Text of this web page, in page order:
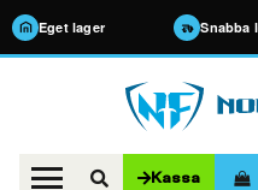
Eget lager Snabba
Kassa